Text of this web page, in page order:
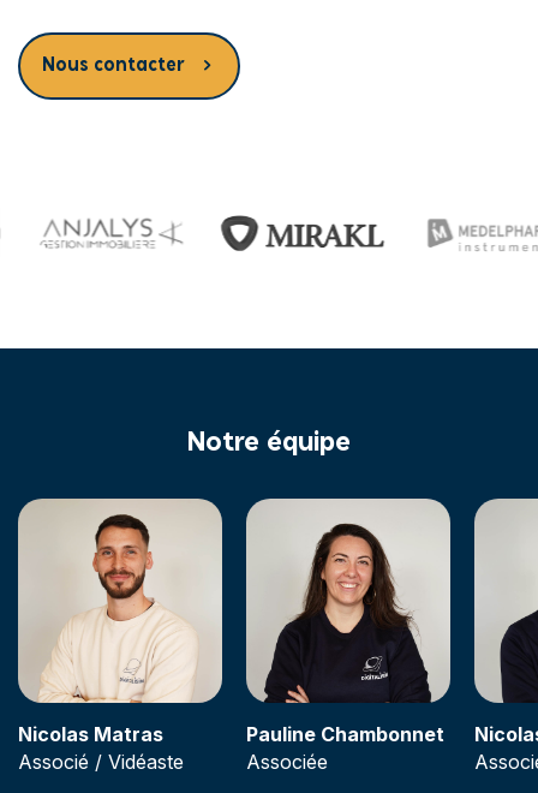
Nous contacter
Notre équipe
Nicolas Matras
Associé / Vidéaste
Pauline Chambonnet
Associée